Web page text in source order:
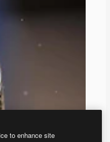
to enhance site